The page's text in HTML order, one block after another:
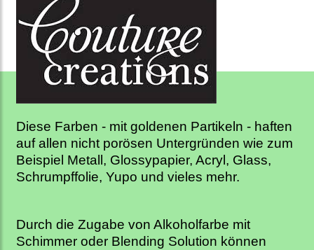
Diese Farben - mit goldenen Partikeln - haften
auf allen nicht porösen Untergründen wie zum
Beispiel Metall, Glossypapier, Acryl, Glass,
Schrumpffolie, Yupo und vieles mehr.
Durch die Zugabe von Alkoholfarbe mit
Schimmer oder Blending Solution können